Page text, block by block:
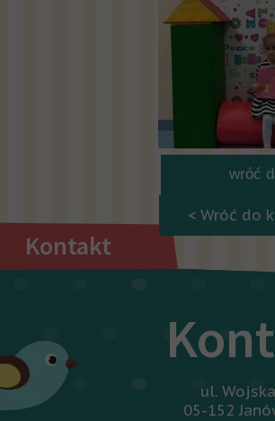
< Wróć do
Kontakt
ul.
05-152
wróć